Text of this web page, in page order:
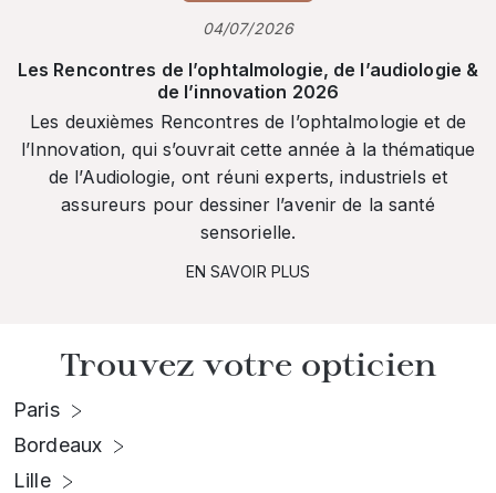
04/07/2026
Les Rencontres de l’ophtalmologie, de l’audiologie &
de l’innovation 2026
Les deuxièmes Rencontres de l’ophtalmologie et de
l’Innovation, qui s’ouvrait cette année à la thématique
de l’Audiologie, ont réuni experts, industriels et
assureurs pour dessiner l’avenir de la santé
sensorielle.
EN SAVOIR PLUS
Trouvez votre opticien
Paris
Bordeaux
Lille